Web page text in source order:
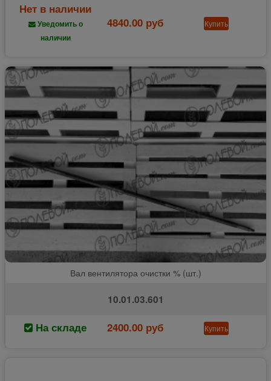
Нет в наличии
Уведомить о
наличии
4840.00 руб Купить
Вал вентилятора очистки % (шт.)
10.01.03.601
На складе 2400.00 руб Купить